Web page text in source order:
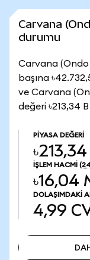
Carvana
durumu
Carvana (Ondo
başına
ve Carvana
değeri ৳213,34 B
PIYASA DEĞERI
İŞLEM HACMI
৳16,04
DOLAŞIMDAKI
4,99